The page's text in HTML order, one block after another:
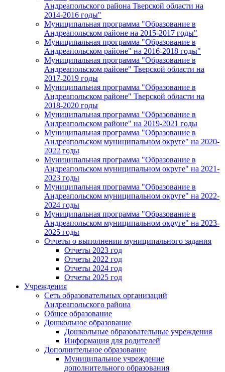
Андреапольского района Тверской области на
2014-2016 годы"
Муниципальная программа "Образование в
Андреапольском районе на 2015-2017 годы"
Муниципальная программа "Образование в
Андреапольском районе" на 2016-2018 годы"
Муниципальная программа "Образование в
Андреапольском районе" Тверской области на
2017-2019 годы
Муниципальная программа "Образование в
Андреапольском районе" Тверской области на
2018-2020 годы
Муниципальная программа "Образование в
Андреапольском районе" на 2019-2021 годы
Муниципальная программа "Образование в
Андреапольском муниципальном округе" на 2020-
2022 годы
Муниципальная программа "Образование в
Андреапольском муниципальном округе" на 2021-
2023 годы
Муниципальная программа "Образование в
Андреапольском муниципальном округе" на 2022-
2024 годы
Муниципальная программа "Образование в
Андреапольском муниципальном округе" на 2023-
2025 годы
Отчеты о выполнении муниципального задания
Отчеты 2023 год
Отчеты 2022 год
Отчеты 2024 год
Отчеты 2025 год
Учреждения
Сеть образовательных организаций
Андреапольского района
Общее образование
Дошкольное образование
Дошкольные образовательные учреждения
Информация для родителей
Дополнительное образование
Муниципальное учреждение
дополнительного образования